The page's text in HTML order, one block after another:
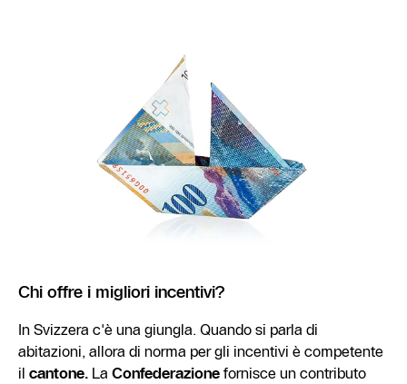
Chi offre i migliori incentivi?
In Svizzera c'è una giungla. Quando si parla di
abitazioni, allora di norma per gli incentivi è competente
ilcantone. LaConfederazione fornisce un contributo